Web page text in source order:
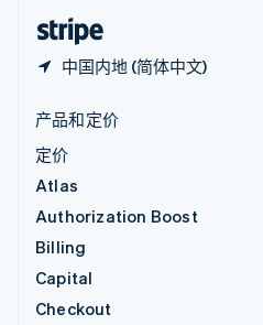
中国内地 (简体中文)
产品和定价
定价
Atlas
Authorization Boost
Billing
Capital
Checkout